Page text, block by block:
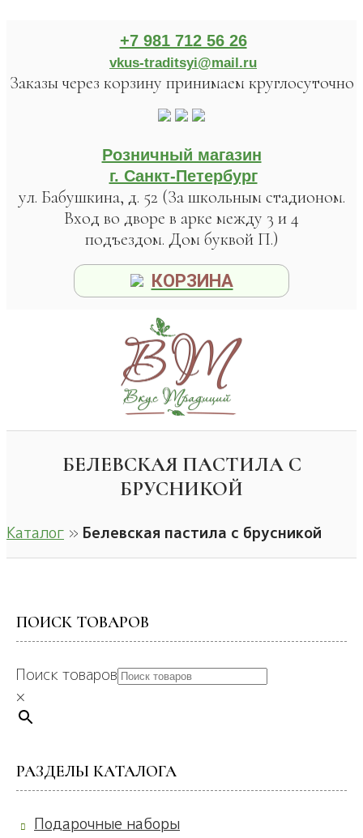
+7 981 712 56 26
vkus-traditsyi@mail.ru
Заказы через корзину принимаем круглосуточно
Розничный магазин
г. Санкт-Петербург
ул. Бабушкина, д. 52 (За школьным стадионом.
Вход во дворе в арке между 3 и 4
подъездом. Дом буквой П.)
КОРЗИНА
БЕЛЕВСКАЯ ПАСТИЛА С
БРУСНИКОЙ
Каталог » Белевская пастила с брусникой
ПОИСК ТОВАРОВ
Поиск товаров
×
РАЗДЕЛЫ КАТАЛОГА
Подарочные наборы